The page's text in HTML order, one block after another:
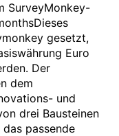
SurveyMonkey-
gesetzt,
Euro
Der
dem
und
drei Bausteinen
passende